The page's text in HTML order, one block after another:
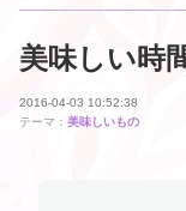
美味しい時
2016-04-03 10:52:38
テーマ： 美味しいもの